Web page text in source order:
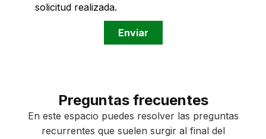
solicitud realizada.
Enviar
Preguntas frecuentes
En este espacio puedes resolver las preguntas
recurrentes que suelen surgir al final del